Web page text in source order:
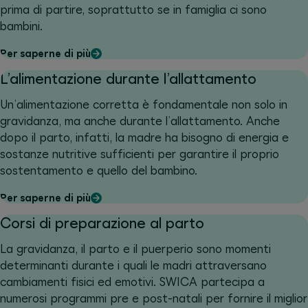
prima di partire, soprattutto se in famiglia ci sono
bambini.
Per saperne di più
L’alimentazione durante l’allattamento
Un’alimentazione corretta è fondamentale non solo in
gravidanza, ma anche durante l’allattamento. Anche
dopo il parto, infatti, la madre ha bisogno di energia e
sostanze nutritive sufficienti per garantire il proprio
sostentamento e quello del bambino.
Per saperne di più
Corsi di preparazione al parto
La gravidanza, il parto e il puerperio sono momenti
determinanti durante i quali le madri attraversano
cambiamenti fisici ed emotivi. SWICA partecipa a
numerosi programmi pre e post-natali per fornire il miglior